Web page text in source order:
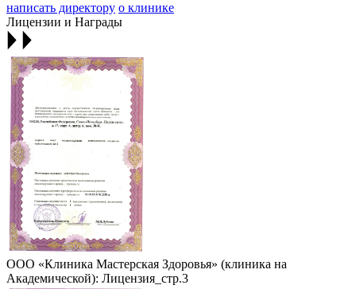
написать директору о клинике
Лицензии и Награды
ООО «Клиника Мастерская Здоровья» (клиника на
Академической): Лицензия_стр.3